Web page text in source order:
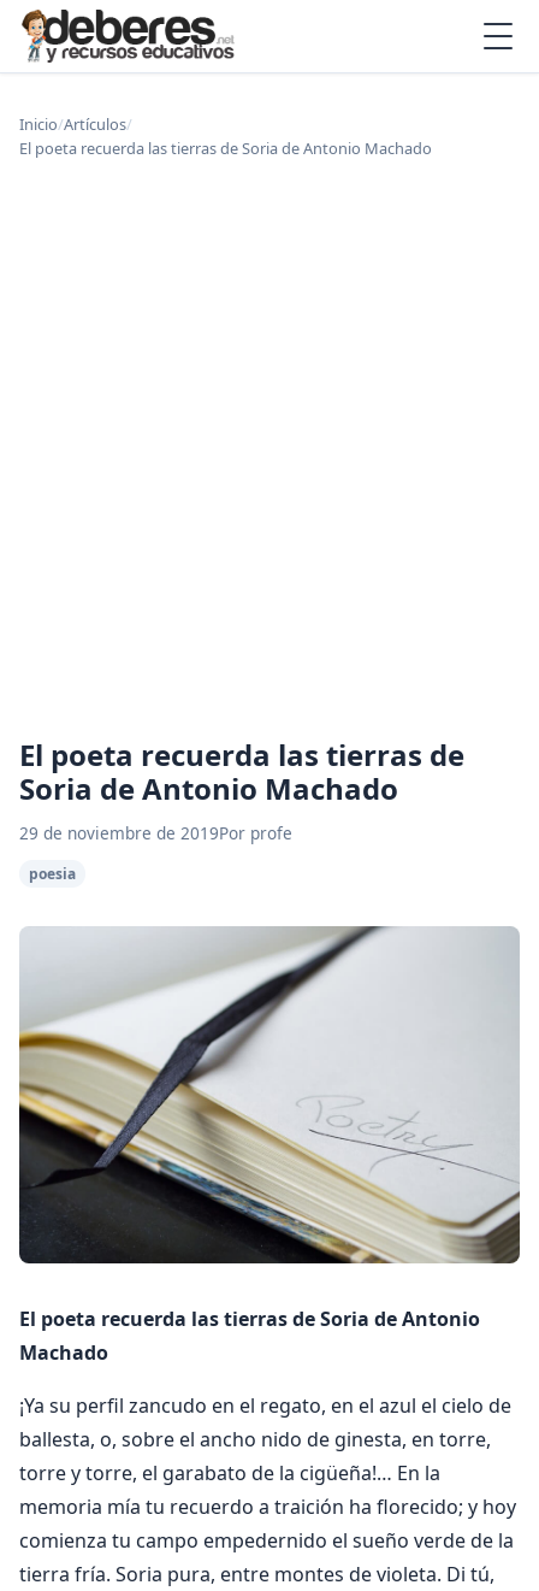
Inicio/Artículos/
El poeta recuerda las tierras de Soria de Antonio Machado
El poeta recuerda las tierras de
Soria de Antonio Machado
29 de noviembre de 2019Por profe
poesia
El poeta recuerda las tierras de Soria de Antonio
Machado
¡Ya su perfil zancudo en el regato, en el azul el cielo de
ballesta, o, sobre el ancho nido de ginesta, en torre,
torre y torre, el garabato de la cigüeña!… En la
memoria mía tu recuerdo a traición ha florecido; y hoy
comienza tu campo empedernido el sueño verde de la
tierra fría. Soria pura, entre montes de violeta. Di tú,